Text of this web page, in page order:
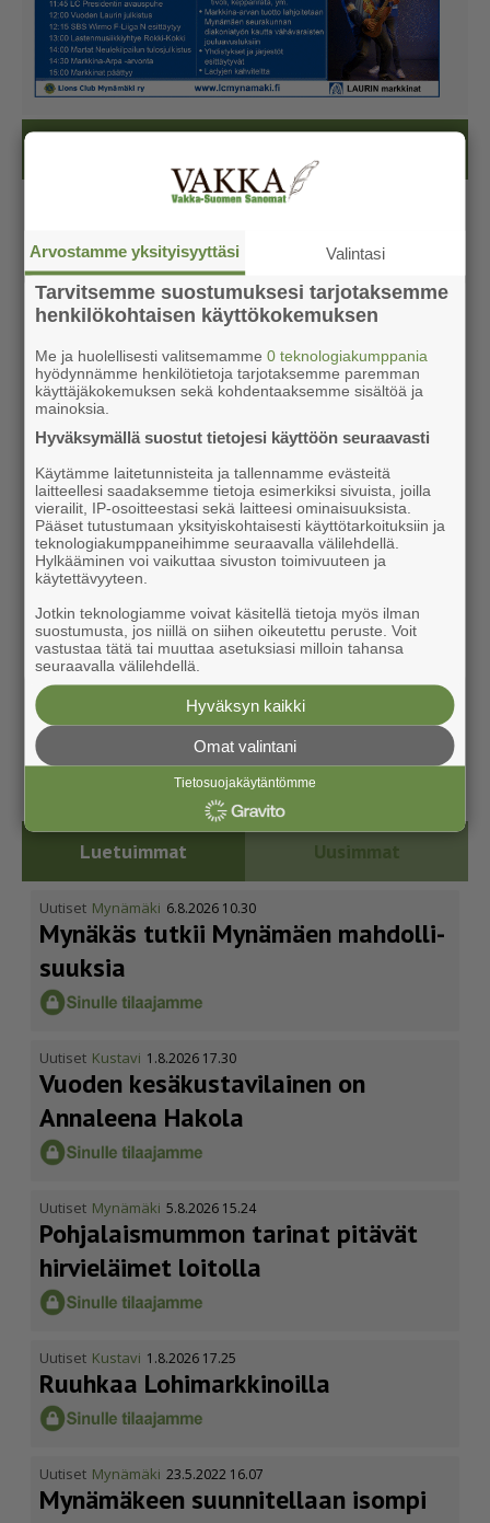
Luetuimmat Uusimmat
Uutiset Mynämäki 6.8.2026 10.30
Mynäkäs tutkii Mynämäen mahdol­li­
suuksia
Uutiset Kustavi 1.8.2026 17.30
Vuoden kesäkus­ta­vi­lainen on
Annaleena Hakola
Uutiset Mynämäki 5.8.2026 15.24
Pohja­lais­mummon tarinat pitävät
hirvieläimet loitolla
Uutiset Kustavi 1.8.2026 17.25
Ruuhkaa Lohimark­ki­noilla
Uutiset Mynämäki 23.5.2022 16.07
Mynämäkeen suunnitellaan isompi
Arvostamme yksityisyyttäsi Valintasi
Tarvitsemme suostumuksesi tarjotaksemme
henkilökohtaisen käyttökokemuksen
Me ja huolellisesti valitsemamme0 teknologiakumppania
hyödynnämme henkilötietoja tarjotaksemme paremman
käyttäjäkokemuksen sekä kohdentaaksemme sisältöä ja
mainoksia.
Hyväksymällä suostut tietojesi käyttöön seuraavasti
Käytämme laitetunnisteita ja tallennamme evästeitä
laitteellesi saadaksemme tietoja esimerkiksi sivuista, joilla
vierailit, IP-osoitteestasi sekä laitteesi ominaisuuksista.
Pääset tutustumaan yksityiskohtaisesti käyttötarkoituksiin ja
teknologiakumppaneihimme seuraavalla välilehdellä.
Hylkääminen voi vaikuttaa sivuston toimivuuteen ja
käytettävyyteen.
Jotkin teknologiamme voivat käsitellä tietoja myös ilman
suostumusta, jos niillä on siihen oikeutettu peruste. Voit
vastustaa tätä tai muuttaa asetuksiasi milloin tahansa
seuraavalla välilehdellä.
Hyväksyn kaikki
Omat valintani
Tietosuojakäytäntömme